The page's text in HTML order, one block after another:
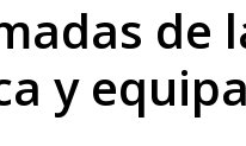
de
y